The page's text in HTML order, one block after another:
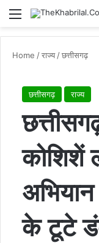
Menu
Home /राज्य /छत्तीसगढ़
छत्तीसगढ़ राज्य
कोशिशें
के टूटे